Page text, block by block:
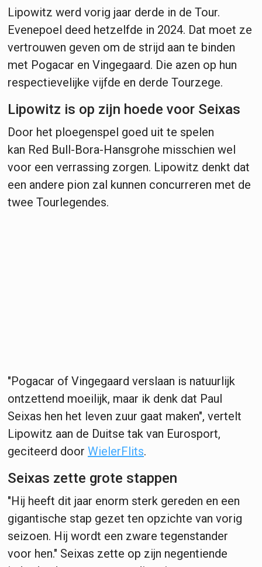
Lipowitz werd vorig jaar derde in de Tour.
Evenepoel deed hetzelfde in 2024. Dat moet ze
vertrouwen geven om de strijd aan te binden
met Pogacar en Vingegaard. Die azen op hun
respectievelijke vijfde en derde Tourzege.
Lipowitz is op zijn hoede voor Seixas
Door het ploegenspel goed uit te spelen
kan Red Bull-Bora-Hansgrohe misschien wel
voor een verrassing zorgen. Lipowitz denkt dat
een andere pion zal kunnen concurreren met de
twee Tourlegendes.
"Pogacar of Vingegaard verslaan is natuurlijk
ontzettend moeilijk, maar ik denk dat Paul
Seixas hen het leven zuur gaat maken", vertelt
Lipowitz aan de Duitse tak van Eurosport,
geciteerd door WielerFlits.
Seixas zette grote stappen
"Hij heeft dit jaar enorm sterk gereden en een
gigantische stap gezet ten opzichte van vorig
seizoen. Hij wordt een zware tegenstander
voor hen." Seixas zette op zijn negentiende